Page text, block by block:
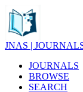
JNAS |
JOURNALS
BROWSE
SEARCH